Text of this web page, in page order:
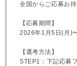
全国からご応募お
【応募期間】
2026年1月5日(月)
【選考方法】
STEP1：下記応募